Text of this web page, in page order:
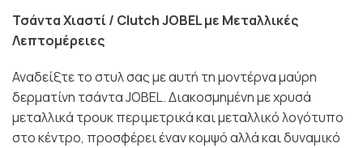
Τσάντα Χιαστί / Clutch JOBEL με Μεταλλικές
Λεπτομέρειες
Αναδείξτε το στυλ σας με αυτή τη μοντέρνα μαύρη
δερματίνη τσάντα JOBEL. Διακοσμημένη με χρυσά
μεταλλικά τρουκ περιμετρικά και μεταλλικό λογότυπο
στο κέντρο, προσφέρει έναν κομψό αλλά και δυναμικό